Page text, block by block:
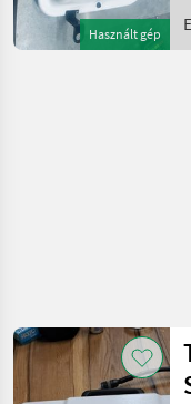
Használt gép